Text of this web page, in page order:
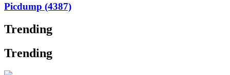
Picdump (4387)
Trending
Trending